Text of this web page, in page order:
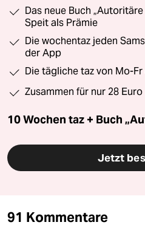
Das neue Buch
Speit als Prämie
Die wochentaz jeden
der App
Die tägliche taz von Mo-
Zusammen für nur 28 Euro
10 Wochen taz + Buch
Jetzt
91 Kommentare